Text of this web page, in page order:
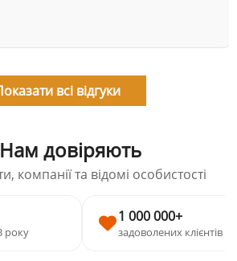
всі відгуки
довіряють
компанії та відомі особистості
року
1 000 000+
задоволених клієнтів